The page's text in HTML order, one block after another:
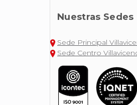
Nuestras Sedes
Sede Principal
Sede Centro